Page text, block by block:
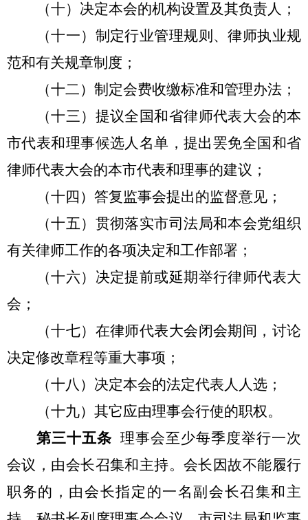
（十）决定本会的机构设置及其负责人；
（十一）制定行业管理规则、律师执业规
范和有关规章制度；
（十二）制定会费收缴标准和管理办法；
（十三）提议全国和省律师代表大会的本
市代表和理事候选人名单，提出罢免全国和省
律师代表大会的本市代表和理事的建议；
（十四）答复监事会提出的监督意见；
（十五）贯彻落实市司法局和本会党组织
有关律师工作的各项决定和工作部署；
（十六）决定提前或延期举行律师代表大
会；
（十七）在律师代表大会闭会期间，讨论
决定修改章程等重大事项；
（十八）决定本会的法定代表人人选；
（十九）其它应由理事会行使的职权。
第三十五条 理事会至少每季度举行一次
会议，由会长召集和主持。会长因故不能履行
职务的，由会长指定的一名副会长召集和主